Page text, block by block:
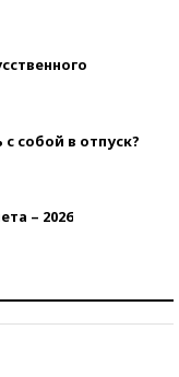
собой в отпуск?
– 2026